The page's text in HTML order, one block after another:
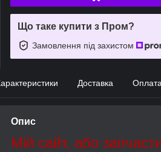
Що таке купити з Пром?
Замовлення під захистом
Доставка Оплата
Опис
Мій сайт, або